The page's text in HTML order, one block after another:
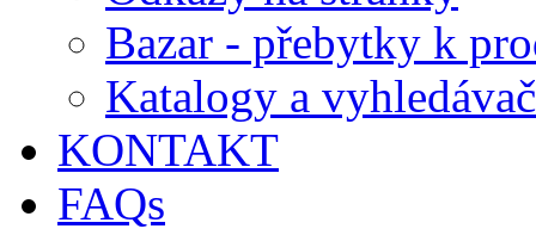
Bazar - přebytky k
Katalogy a
KONTAKT
FAQs